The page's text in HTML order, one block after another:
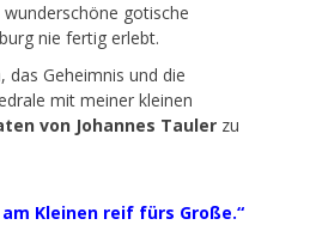
gotische
nie fertig erlebt.
das Geheimnis und die
mit meiner kleinen
von Johannes Tauler zu
Kleinen reif fürs Große.“